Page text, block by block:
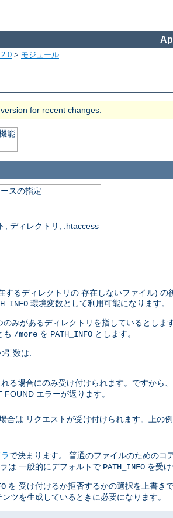
> モジュール
for recent changes.
能
スの指定
, ディレクトリ, .htaccess
るディレクトリの 存在しないファイル)
環境変数として利用可能になります。
のみがあるディレクトリを指しているとしま
も /more を PATH_INFO とします。
引数は:
る場合にのみ受け付けられます。ですから
エラーが返ります。
合は リクエストが受け付けられます。上の
で決まります。 普通のファイルのためのコ
は 一般的にデフォルトで PATH_INFO を受け
を 受け付けるか拒否するかの選択を上書き
ツを生成しているときに必要になります。